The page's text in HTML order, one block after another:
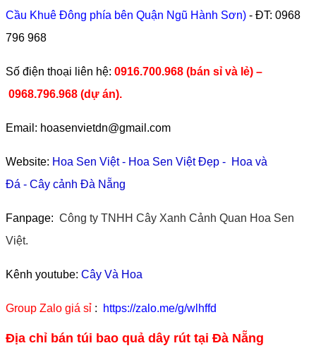
Cầu Khuê Đông phía bên Quận Ngũ Hành Sơn) - ĐT: 0968
796 968
​Số điện thoại liên hệ: 0916.700.968 (bán sỉ và lẻ) –
0968.796.968 (dự án).
Email: hoasenvietdn@gmail.com
Website: Hoa Sen Việt- Hoa Sen Việt Đẹp - Hoa và
Đá - Cây cảnh Đà Nẵng
Fanpage: Công ty TNHH Cây Xanh Cảnh Quan Hoa Sen
Việt.
Kênh youtube: Cây Và Hoa
Group Zalo giá sỉ : https://zalo.me/g/wlhffd
Địa chỉ bán túi bao quả dây rút tại Đà Nẵng